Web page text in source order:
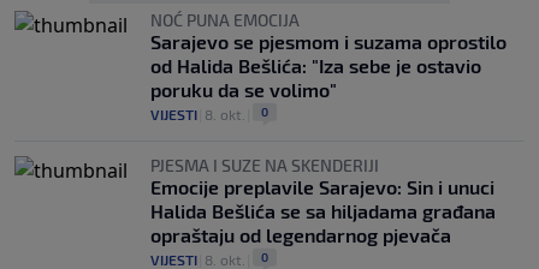
NOĆ PUNA EMOCIJA
Sarajevo se pjesmom i suzama oprostilo
od Halida Bešlića: "Iza sebe je ostavio
poruku da se volimo"
VIJESTI 8. okt. 0
PJESMA I SUZE NA SKENDERIJI
Emocije preplavile Sarajevo: Sin i unuci
Halida Bešlića se sa hiljadama građana
opraštaju od legendarnog pjevača
VIJESTI 8. okt. 0